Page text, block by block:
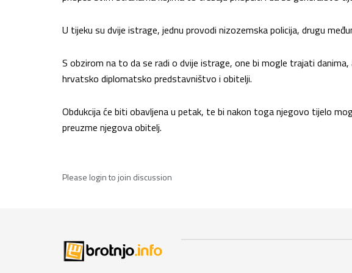
U tijeku su dvije istrage, jednu provodi nizozemska policija, drugu
S obzirom na to da se radi o dvije istrage, one bi mogle trajati
hrvatsko diplomatsko predstavništvo i obitelji.
Obdukcija će biti obavljena u petak, te bi nakon toga njegovo tijelo
preuzme njegova obitelj.
Please loginto join discussion